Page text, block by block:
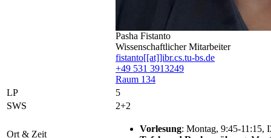
Pasha Fistanto
Wissenschaftlicher Mitarbeiter
fistanto[[at]]ibr.cs.tu-bs.de
+49 531 3913249
Raum 134
LP
5
SWS
2+2
Ort & Zeit
Vorlesung: Montag, 9:45-11:15,